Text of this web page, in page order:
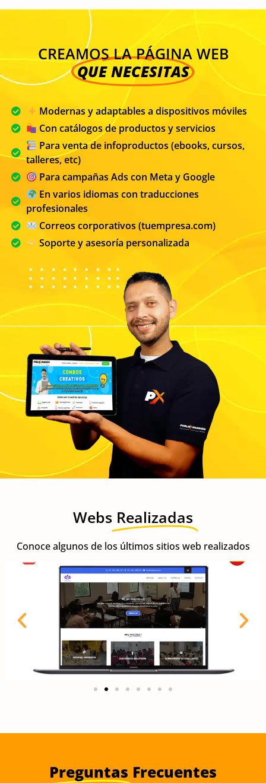
CREAMOS LA PÁGINA WEB
QUE NECESITAS
Modernas y adaptables a dispositivos móviles
Con catálogos de productos y servicios
Para venta de infoproductos (ebooks, cursos,
talleres, etc)
Para campañas Ads con Meta y Google
En varios idiomas con traducciones
profesionales
Correos corporativos (tuempresa.com)
Soporte y asesoría personalizada
Webs Realizadas
Conoce algunos de los últimos sitios web realizados
Preguntas Frecuentes